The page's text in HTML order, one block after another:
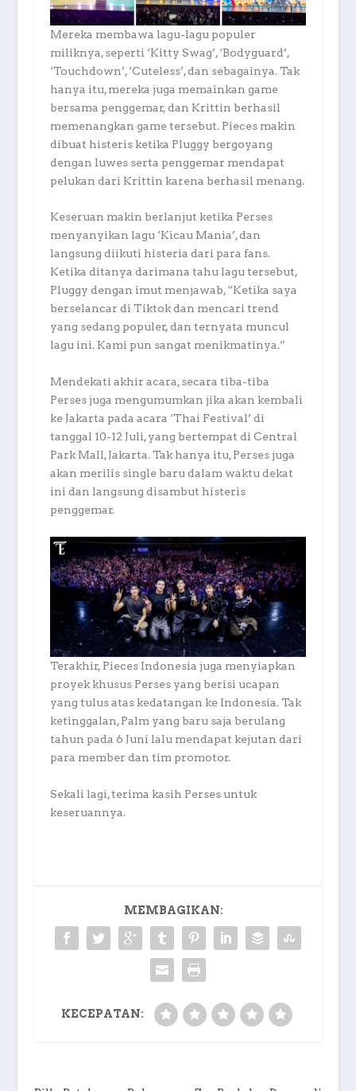
Mereka membawa lagu-lagu populer
miliknya, seperti ‘Kitty Swag’, ‘Bodyguard’,
‘Touchdown’, ‘Cuteless’, dan sebagainya. Tak
hanya itu, mereka juga memainkan game
bersama penggemar, dan Krittin berhasil
memenangkan game tersebut. Pieces makin
dibuat histeris ketika Pluggy bergoyang
dengan luwes serta penggemar mendapat
pelukan dari Krittin karena berhasil menang.
Keseruan makin berlanjut ketika Perses
menyanyikan lagu ‘Kicau Mania’, dan
langsung diikuti histeria dari para fans.
Ketika ditanya darimana tahu lagu tersebut,
Pluggy dengan imut menjawab, “Ketika saya
berselancar di Tiktok dan mencari trend
yang sedang populer, dan ternyata muncul
lagu ini. Kami pun sangat menikmatinya.”
Mendekati akhir acara, secara tiba-tiba
Perses juga mengumumkan jika akan kembali
ke Jakarta pada acara ‘Thai Festival’ di
tanggal 10-12 Juli, yang bertempat di Central
Park Mall, Jakarta. Tak hanya itu, Perses juga
akan merilis single baru dalam waktu dekat
ini dan langsung disambut histeris
penggemar.
Terakhir, Pieces Indonesia juga menyiapkan
proyek khusus Perses yang berisi ucapan
yang tulus atas kedatangan ke Indonesia. Tak
ketinggalan, Palm yang baru saja berulang
tahun pada 6 Juni lalu mendapat kejutan dari
para member dan tim promotor.
Sekali lagi, terima kasih Perses untuk
keseruannya.
MEMBAGIKAN:
KECEPATAN: